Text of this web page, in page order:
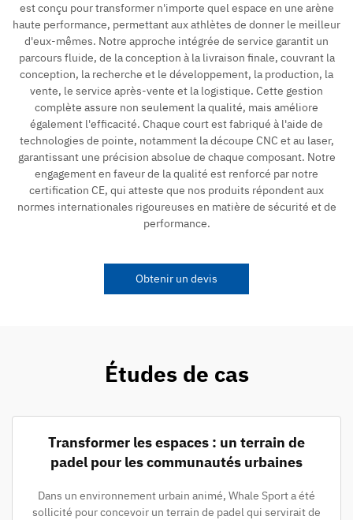
est conçu pour transformer n'importe quel espace en une arène
haute performance, permettant aux athlètes de donner le meilleur
d'eux-mêmes. Notre approche intégrée de service garantit un
parcours fluide, de la conception à la livraison finale, couvrant la
conception, la recherche et le développement, la production, la
vente, le service après-vente et la logistique. Cette gestion
complète assure non seulement la qualité, mais améliore
également l'efficacité. Chaque court est fabriqué à l'aide de
technologies de pointe, notamment la découpe CNC et au laser,
garantissant une précision absolue de chaque composant. Notre
engagement en faveur de la qualité est renforcé par notre
certification CE, qui atteste que nos produits répondent aux
normes internationales rigoureuses en matière de sécurité et de
performance.
Obtenir un devis
Études de cas
Transformer les espaces : un terrain de
padel pour les communautés urbaines
Dans un environnement urbain animé, Whale Sport a été
sollicité pour concevoir un terrain de padel qui servirait de